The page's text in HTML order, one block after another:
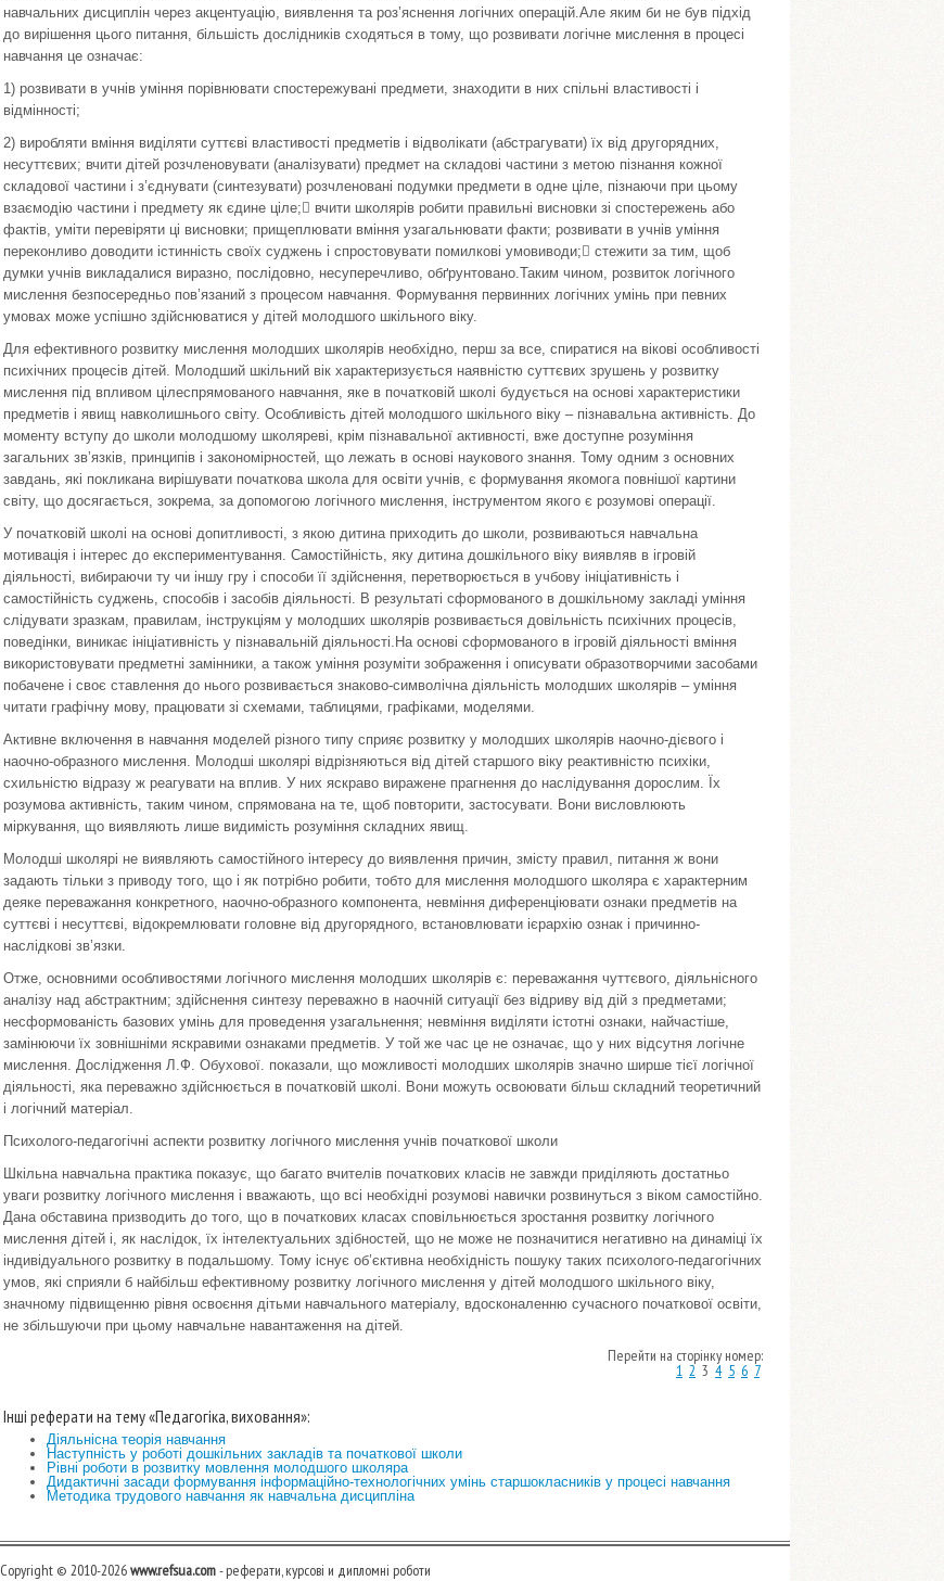
навчальних дисциплін через акцентуацію, виявлення та роз’яснення логічних операцій.Але яким би не був підхід
до вирішення цього питання, більшість дослідників сходяться в тому, що розвивати логічне мислення в процесі
навчання це означає:
1) розвивати в учнів уміння порівнювати спостережувані предмети, знаходити в них спільні властивості і
відмінності;
2) виробляти вміння виділяти суттєві властивості предметів і відволікати (абстрагувати) їх від другорядних,
несуттєвих; вчити дітей розчленовувати (аналізувати) предмет на складові частини з метою пізнання кожної
складової частини і з’єднувати (синтезувати) розчленовані подумки предмети в одне ціле, пізнаючи при цьому
взаємодію частини і предмету як єдине ціле; вчити школярів робити правильні висновки зі спостережень або
фактів, уміти перевіряти ці висновки; прищеплювати вміння узагальнювати факти; розвивати в учнів уміння
переконливо доводити істинність своїх суджень і спростовувати помилкові умовиводи; стежити за тим, щоб
думки учнів викладалися виразно, послідовно, несуперечливо, обґрунтовано.Таким чином, розвиток логічного
мислення безпосередньо пов’язаний з процесом навчання. Формування первинних логічних умінь при певних
умовах може успішно здійснюватися у дітей молодшого шкільного віку.
Для ефективного розвитку мислення молодших школярів необхідно, перш за все, спиратися на вікові особливості
психічних процесів дітей. Молодший шкільний вік характеризується наявністю суттєвих зрушень у розвитку
мислення під впливом цілеспрямованого навчання, яке в початковій школі будується на основі характеристики
предметів і явищ навколишнього світу. Особливість дітей молодшого шкільного віку – пізнавальна активність. До
моменту вступу до школи молодшому школяреві, крім пізнавальної активності, вже доступне розуміння
загальних зв’язків, принципів і закономірностей, що лежать в основі наукового знання. Тому одним з основних
завдань, які покликана вирішувати початкова школа для освіти учнів, є формування якомога повнішої картини
світу, що досягається, зокрема, за допомогою логічного мислення, інструментом якого є розумові операції.
У початковій школі на основі допитливості, з якою дитина приходить до школи, розвиваються навчальна
мотивація і інтерес до експериментування. Самостійність, яку дитина дошкільного віку виявляв в ігровій
діяльності, вибираючи ту чи іншу гру і способи її здійснення, перетворюється в учбову ініціативність і
самостійність суджень, способів і засобів діяльності. В результаті сформованого в дошкільному закладі уміння
слідувати зразкам, правилам, інструкціям у молодших школярів розвивається довільність психічних процесів,
поведінки, виникає ініціативність у пізнавальній діяльності.На основі сформованого в ігровій діяльності вміння
використовувати предметні замінники, а також уміння розуміти зображення і описувати образотворчими засобами
побачене і своє ставлення до нього розвивається знаково-символічна діяльність молодших школярів – уміння
читати графічну мову, працювати зі схемами, таблицями, графіками, моделями.
Активне включення в навчання моделей різного типу сприяє розвитку у молодших школярів наочно-дієвого і
наочно-образного мислення. Молодші школярі відрізняються від дітей старшого віку реактивністю психіки,
схильністю відразу ж реагувати на вплив. У них яскраво виражене прагнення до наслідування дорослим. Їх
розумова активність, таким чином, спрямована на те, щоб повторити, застосувати. Вони висловлюють
міркування, що виявляють лише видимість розуміння складних явищ.
Молодші школярі не виявляють самостійного інтересу до виявлення причин, змісту правил, питання ж вони
задають тільки з приводу того, що і як потрібно робити, тобто для мислення молодшого школяра є характерним
деяке переважання конкретного, наочно-образного компонента, невміння диференціювати ознаки предметів на
суттєві і несуттєві, відокремлювати головне від другорядного, встановлювати ієрархію ознак і причинно-
наслідкові зв’язки.
Отже, основними особливостями логічного мислення молодших школярів є: переважання чуттєвого, діяльнісного
аналізу над абстрактним; здійснення синтезу переважно в наочній ситуації без відриву від дій з предметами;
несформованість базових умінь для проведення узагальнення; невміння виділяти істотні ознаки, найчастіше,
замінюючи їх зовнішніми яскравими ознаками предметів. У той же час це не означає, що у них відсутня логічне
мислення. Дослідження Л.Ф. Обухової. показали, що можливості молодших школярів значно ширше тієї логічної
діяльності, яка переважно здійснюється в початковій школі. Вони можуть освоювати більш складний теоретичний
і логічний матеріал.
Психолого-педагогічні аспекти розвитку логічного мислення учнів початкової школи
Шкільна навчальна практика показує, що багато вчителів початкових класів не завжди приділяють достатньо
уваги розвитку логічного мислення і вважають, що всі необхідні розумові навички розвинуться з віком самостійно.
Дана обставина призводить до того, що в початкових класах сповільнюється зростання розвитку логічного
мислення дітей і, як наслідок, їх інтелектуальних здібностей, що не може не позначитися негативно на динаміці їх
індивідуального розвитку в подальшому. Тому існує об’єктивна необхідність пошуку таких психолого-педагогічних
умов, які сприяли б найбільш ефективному розвитку логічного мислення у дітей молодшого шкільного віку,
значному підвищенню рівня освоєння дітьми навчального матеріалу, вдосконаленню сучасного початкової освіти,
не збільшуючи при цьому навчальне навантаження на дітей.
Перейти на сторінку номер:
1 2 3 4 5 6 7
Інші реферати на тему «Педагогіка, виховання»:
Діяльнісна теорія навчання
Наступність у роботі дошкільних закладів та початкової школи
Рівні роботи в розвитку мовлення молодшого школяра
Дидактичні засади формування інформаційно-технологічних умінь старшокласників у процесі навчання
Методика трудового навчання як навчальна дисципліна
Copyright © 2010-2026www.refsua.com- реферати, курсові и дипломні роботи